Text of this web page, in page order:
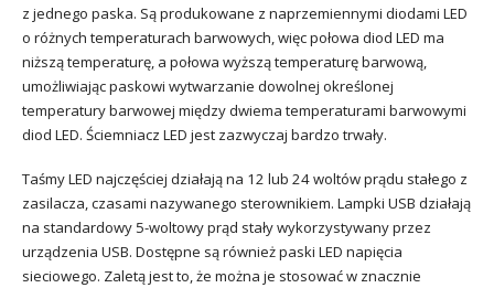
z jednego paska. Są produkowane z naprzemiennymi diodami LED
o różnych temperaturach barwowych, więc połowa diod LED ma
niższą temperaturę, a połowa wyższą temperaturę barwową,
umożliwiając paskowi wytwarzanie dowolnej określonej
temperatury barwowej między dwiema temperaturami barwowymi
diod LED. Ściemniacz LED jest zazwyczaj bardzo trwały.
Taśmy LED najczęściej działają na 12 lub 24 woltów prądu stałego z
zasilacza, czasami nazywanego sterownikiem. Lampki USB działają
na standardowy 5-woltowy prąd stały wykorzystywany przez
urządzenia USB. Dostępne są również paski LED napięcia
sieciowego. Zaletą jest to, że można je stosować w znacznie